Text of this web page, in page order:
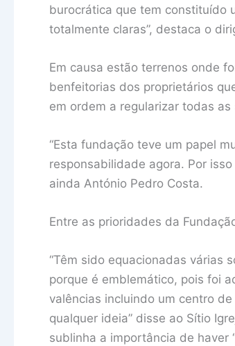
burocrática que tem constituído
totalmente claras”, destaca o
Em causa estão terrenos onde
benfeitorias dos proprietários
em ordem a regularizar todas
“Esta fundação teve um papel
responsabilidade agora. Por
ainda António Pedro Costa.
Entre as prioridades da
“Têm sido equacionadas várias
porque é emblemático, pois foi
valências incluindo um centro
qualquer ideia” disse ao Sítio
sublinha a importância de haver